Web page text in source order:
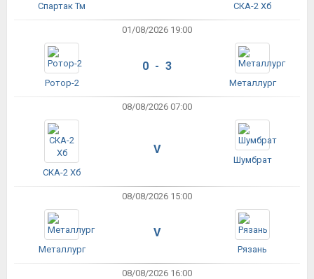
Спартак Тм СКА-2 Хб
01/08/2026 19:00
Ротор-2
0 - 3
Металлург
08/08/2026 07:00
СКА-2 Хб
V
Шумбрат
08/08/2026 15:00
Металлург
V
Рязань
08/08/2026 16:00